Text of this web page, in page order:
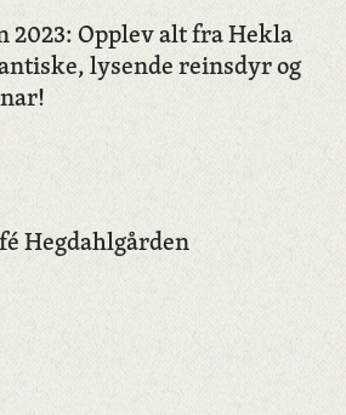
Opplev alt fra Hekla
lysende reinsdyr og
Hegdahlgården